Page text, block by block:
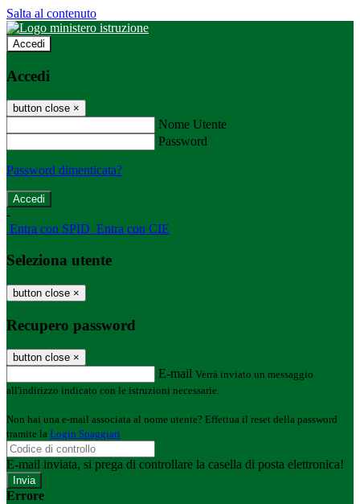
Salta al contenuto
Accedi
Accedi
button close ×
Nome Utente
Password
Password dimenticata?
-
Entra con SPID Entra con CIE
Seleziona utente
button close ×
Recupero password
button close ×
E-mail Verrà inviato un messaggio
all'indirizzo indicato con le istruzioni necessarie.
Non hai una e-mail associata al nome utente? Effettua il reset della password
tramite la Login Spaggiari
E-mail inviata, si prega di controllare la casella di posta elettronica!
Errore